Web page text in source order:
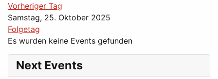
Vorheriger Tag
Samstag, 25. Oktober 2025
Folgetag
Es wurden keine Events gefunden
Next Events